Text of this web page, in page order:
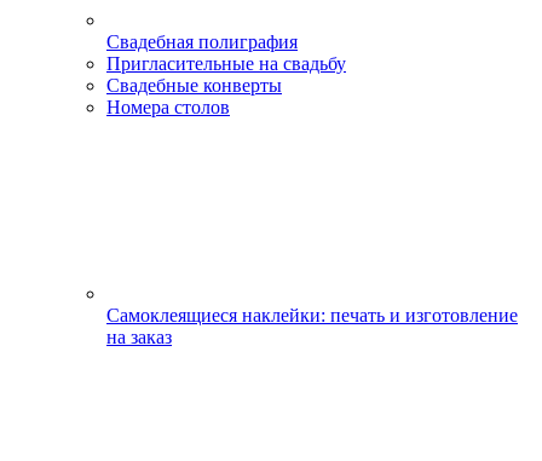
Свадебная полиграфия
Пригласительные на свадьбу
Свадебные конверты
Номера столов
Самоклеящиеся наклейки: печать и изготовление
на заказ